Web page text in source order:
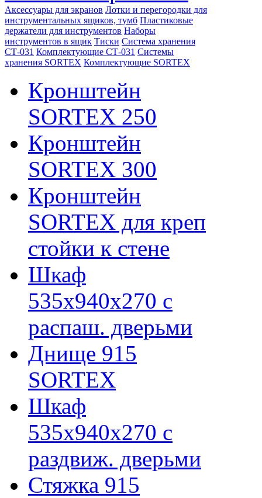
Аксессуары для экранов Лотки и перегородки для
инструментальных ящиков, тумб Пластиковые
держатели для инструментов Наборы
инструментов в ящик Тиски Система хранения
СТ-031 Комплектующие СТ-031 Системы
хранения SORTEX Комплектующие SORTEX
Кронштейн
SORTEX 250
Кронштейн
SORTEX 300
Кронштейн
SORTEX для креп
стойки к стене
Шкаф
535х940х270 с
распаш. дверьми
Днище 915
SORTEX
Шкаф
535х940х270 с
раздвиж. дверьми
Стяжка 915